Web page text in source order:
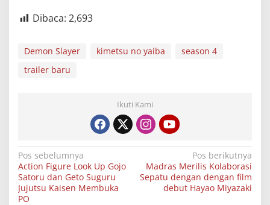
Dibaca: 2,693
Demon Slayer kimetsu no yaiba
season 4
trailer baru
Ikuti Kami
Navigasi
pos
Pos sebelumnya
Action Figure Look Up Gojo
Satoru dan Geto Suguru
Jujutsu Kaisen Membuka
PO
Pos berikutnya
Madras Merilis Kolaborasi
Sepatu dengan dengan film
debut Hayao Miyazaki